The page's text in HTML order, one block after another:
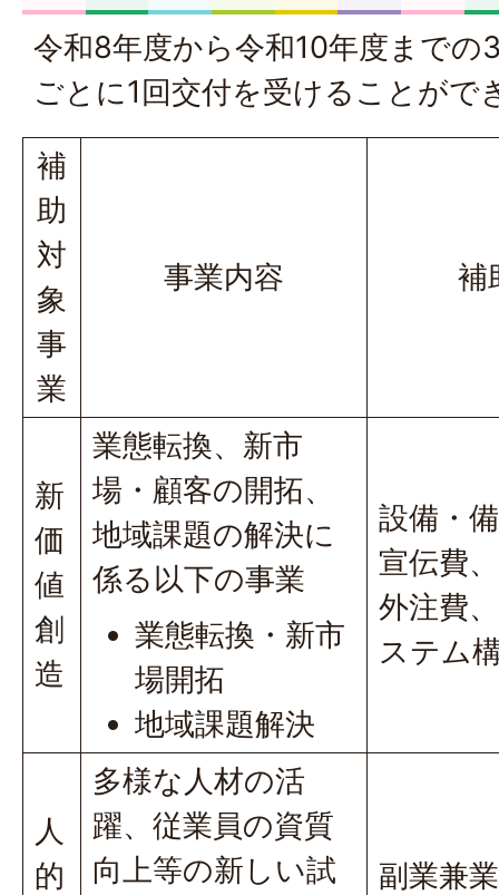
令和8年度から令和10年度までの
ごとに1回交付を受けることがで
補
助
対
象
事
業
事業内容 補
新
価
値
創
造
業態転換、新市
場・顧客の開拓、
地域課題の解決に
係る以下の事業
業態転換・新市
場開拓
地域課題解決
設備・
宣伝費
外注費
ステム
人
的
多様な人材の活
躍、従業員の資質
向上等の新しい試
副業兼